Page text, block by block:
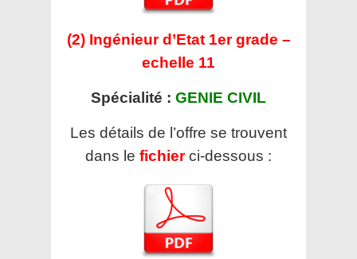
(2) Ingénieur d’Etat 1er grade –
echelle 11
Spécialité : GENIE CIVIL
Les détails de l’offre se trouvent
dans le fichier ci-dessous :